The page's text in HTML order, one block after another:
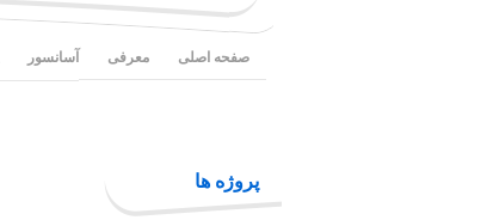
صفحه اصلی معرفی آسانسور
پروژه ها